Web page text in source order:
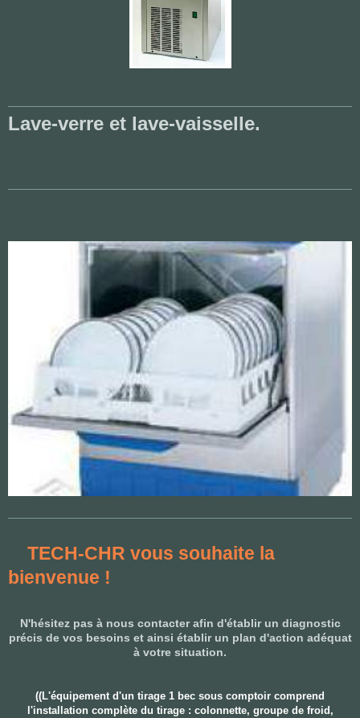
Lave-verre et lave-vaisselle.
TECH-CHR vous souhaite la
bienvenue !
N'hésitez pas à nous contacter afin d'établir un diagnostic
précis de vos besoins et ainsi établir un plan d'action adéquat
à votre situation.
((L'équipement d'un tirage 1 bec sous comptoir comprend
l'installation complète du tirage : colonnette, groupe de froid,